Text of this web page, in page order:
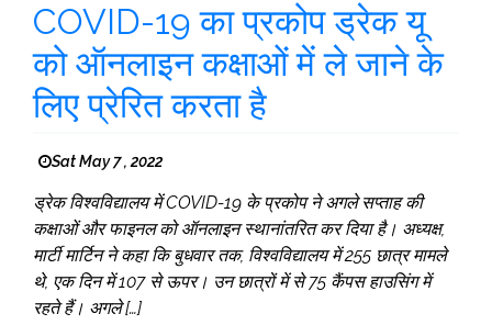
COVID-19 का प्रकोप ड्रेक यू
को ऑनलाइन कक्षाओं में ले जाने के
लिए प्रेरित करता है
Sat May 7 , 2022
ड्रेक विश्वविद्यालय में COVID-19 के प्रकोप ने अगले सप्ताह की
कक्षाओं और फाइनल को ऑनलाइन स्थानांतरित कर दिया है। अध्यक्ष,
मार्टी मार्टिन ने कहा कि बुधवार तक, विश्वविद्यालय में 255 छात्र मामले
थे, एक दिन में 107 से ऊपर। उन छात्रों में से 75 कैंपस हाउसिंग में
रहते हैं। अगले […]